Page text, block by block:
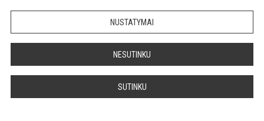
NUSTATYMAI
NESUTINKU
SUTINKU